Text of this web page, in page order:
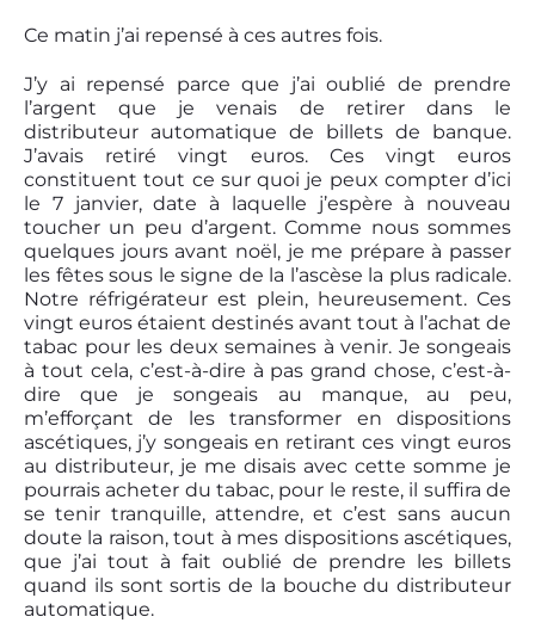
Ce matin j’ai repensé à ces autres fois.
J’y ai repensé parce que j’ai oublié de prendre
l’argent que je venais de retirer dans le
distributeur automatique de billets de banque.
J’avais retiré vingt euros. Ces vingt euros
constituent tout ce sur quoi je peux compter d’ici
le 7 janvier, date à laquelle j’espère à nouveau
toucher un peu d’argent. Comme nous sommes
quelques jours avant noël, je me prépare à passer
les fêtes sous le signe de la l’ascèse la plus radicale.
Notre réfrigérateur est plein, heureusement. Ces
vingt euros étaient destinés avant tout à l’achat de
tabac pour les deux semaines à venir. Je songeais
à tout cela, c’est-à-dire à pas grand chose, c’est-à-
dire que je songeais au manque, au peu,
m’efforçant de les transformer en dispositions
ascétiques, j’y songeais en retirant ces vingt euros
au distributeur, je me disais avec cette somme je
pourrais acheter du tabac, pour le reste, il suffira de
se tenir tranquille, attendre, et c’est sans aucun
doute la raison, tout à mes dispositions ascétiques,
que j’ai tout à fait oublié de prendre les billets
quand ils sont sortis de la bouche du distributeur
automatique.